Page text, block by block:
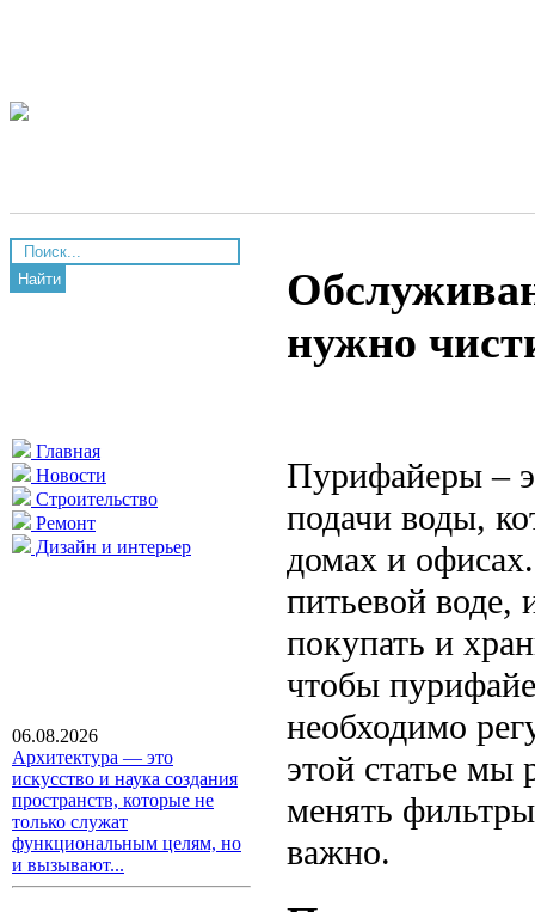
Найти
Главная
Новости
Строительство
Ремонт
Дизайн и интерьер
06.08.2026
Архитектура — это
искусство и наука создания
пространств, которые не
только служат
функциональным целям, но
и вызывают...
нужно
Пурифайеры –
подачи воды,
домах и
питьевой воде,
покупать и
чтобы
необходимо
этой статье мы
менять
важно.